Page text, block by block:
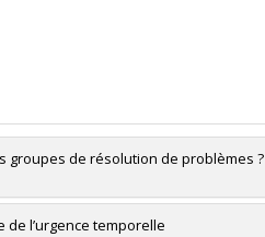
groupes de résolution de problèmes ?
de l’urgence temporelle